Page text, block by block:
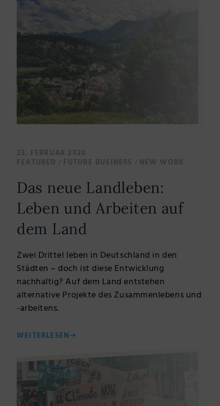
23. FEBRUAR 2020
FEATURED / FUTURE BUSINESS / NEW WORK
Das neue Landleben:
Leben und Arbeiten auf
dem Land
Zwei Drittel leben in Deutschland in den
Städten – doch ist diese Entwicklung
nachhaltig? Auf dem Land entstehen
alternative Projekte des Zusammenlebens und
-arbeitens.
WEITERLESEN⇢